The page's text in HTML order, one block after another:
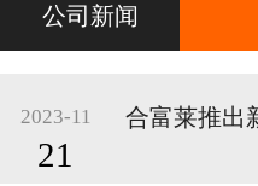
公司新闻
2023-11
21